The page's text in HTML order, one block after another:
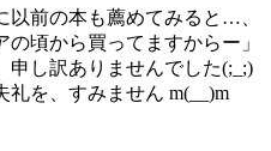
以前の本も薦めてみると…、
の頃から買ってますからー」
し訳ありませんでした(;_;)
を、すみません m(__)m